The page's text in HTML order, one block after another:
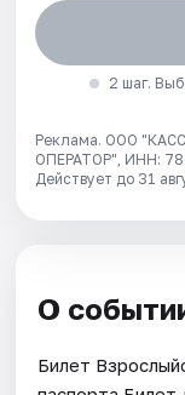
2 шаг.
Реклама. ООО
ОПЕРАТОР", ИНН:
Действует до 31
О
Билет